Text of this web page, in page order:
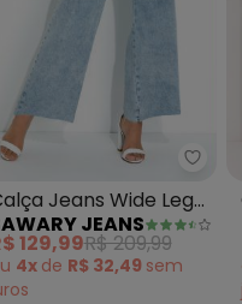
- Calça Jeans
Jeans Wide Leg
Bolsos Sawary
JEANS
129,99R$ 209,99
4x de R$ 32,49 sem